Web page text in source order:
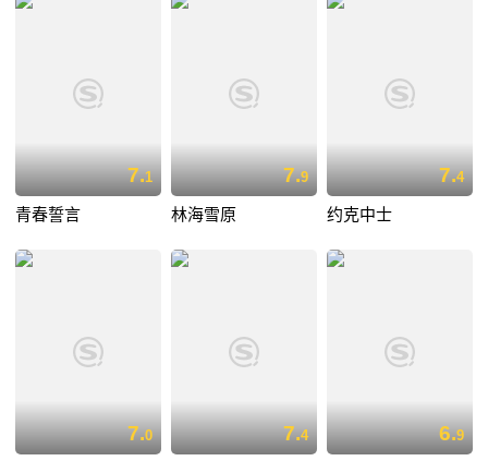
7.1
青春誓言
7.9
林海雪原
7.4
约克中士
7.0 7.4 6.9